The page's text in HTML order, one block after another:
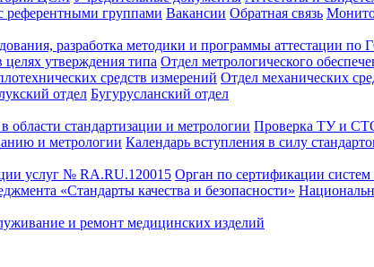
референтными группами Вакансии Обратная связь
разработка методики и программы аттестации
утверждения типа Отдел метрологического
средств измерений Отдел механических
отдел Бугурусланский отдел
области стандартизации и метрологии Проверка ТУ и
и метрологии Календарь вступления в силу
услуг № RA.RU.120015 Орган по сертификации
«Стандарты качества и безопасности»
и ремонт медицинских изделий